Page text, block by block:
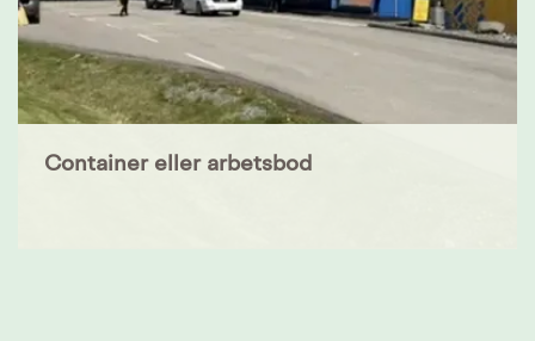
Container eller arbetsbod